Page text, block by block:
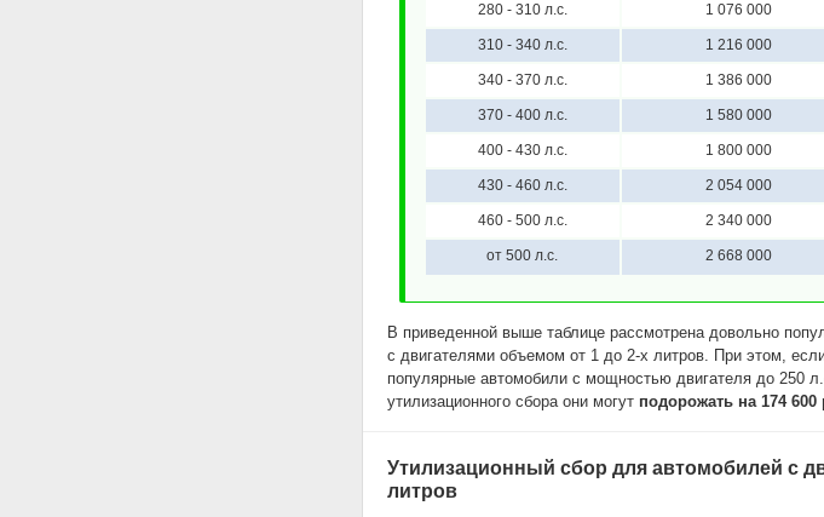
280 - 310 л.с. 1 076 000
310 - 340 л.с. 1 216 000
340 - 370 л.с. 1 386 000
370 - 400 л.с. 1 580 000
400 - 430 л.с. 1 800 000
430 - 460 л.с. 2 054 000
460 - 500 л.с. 2 340 000
от 500 л.с. 2 668 000
В приведенной выше таблице рассмотрена довольно
с двигателями объемом от 1 до 2-х литров. При этом,
популярные автомобили с мощностью двигателя до 250
утилизационного сбора они могут подорожать на 174 600
Утилизационный сбор для автомобилей с
литров